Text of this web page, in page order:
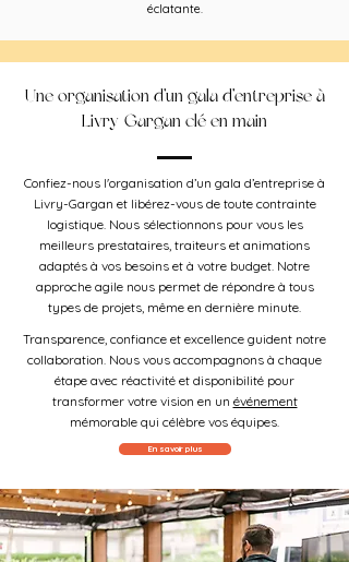
éclatante.
Une organisation d’un gala d’entreprise à
Livry-Gargan clé en main
Confiez-nous l'organisation d’un gala d’entreprise à
Livry-Gargan et libérez-vous de toute contrainte
logistique. Nous sélectionnons pour vous les
meilleurs prestataires, traiteurs et animations
adaptés à vos besoins et à votre budget. Notre
approche agile nous permet de répondre à tous
types de projets, même en dernière minute.
Transparence, confiance et excellence guident notre
collaboration. Nous vous accompagnons à chaque
étape avec réactivité et disponibilité pour
transformer votre vision en un événement
mémorable qui célèbre vos équipes.
En savoir plus